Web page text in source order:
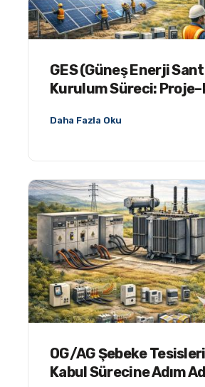
GES (Güneş Enerji
Kurulum Süreci:
Daha Fazla Oku
OG/AG Şebeke
Kabul Sürecine Adım